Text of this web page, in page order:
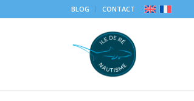
BLOG CONTACT